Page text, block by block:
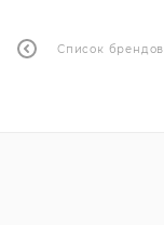
Список брендов